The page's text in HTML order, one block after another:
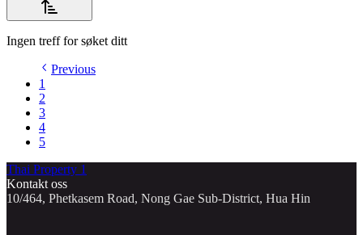
Ingen treff for søket ditt
Previous
1
2
3
4
5
Thai Property 1
Kontakt oss
10/464, Phetkasem Road, Nong Gae Sub-District, Hua Hin